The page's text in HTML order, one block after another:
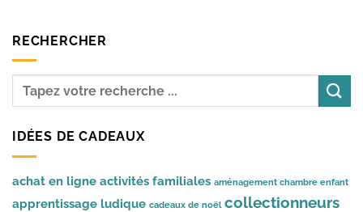
RECHERCHER
IDÉES DE CADEAUX
achat en ligne activités familiales aménagement chambre enfant
apprentissage ludique cadeaux de noël collectionneurs